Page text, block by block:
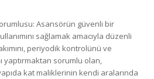
Asansörün güvenli bir
sağlamak amacıyla düzenli
periyodik kontrolünü ve
yaptırmaktan sorumlu olan,
kat maliklerinin kendi aralarında